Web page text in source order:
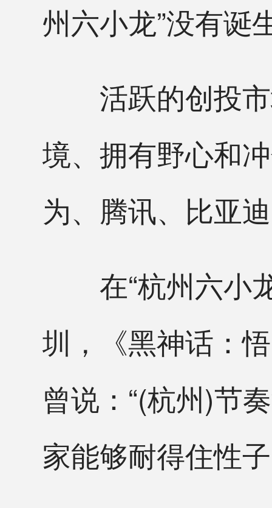
州六小龙”没有诞
活跃的创投市
境、拥有野心和
为、腾讯、比亚
在“杭州六小龙
圳，《黑神话：
曾说：“(杭州)节
家能够耐得住性